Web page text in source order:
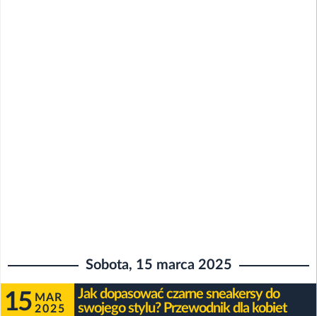
Sobota, 15 marca 2025
15 MAR
2025
Jak dopasować czarne sneakersy do
swojego stylu? Przewodnik dla kobiet